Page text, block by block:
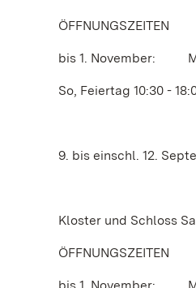
ÖFFNUNGSZEITEN
bis 1. November: Mo
So, Feiertag 10:30 -
9. bis einschl. 12.
Kloster und Schloss
ÖFFNUNGSZEITEN